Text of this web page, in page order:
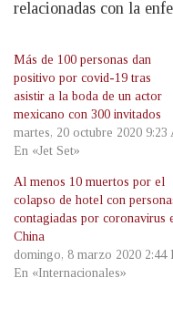
relacionadas con la
Más de 100 personas dan
positivo por covid-19 tras
asistir a la boda de un actor
mexicano con 300 invitados
martes, 20 octubre 2020 9:23
En «Jet Set»
Al menos 10 muertos por el
colapso de hotel con
contagiadas por coronavirus
China
domingo, 8 marzo 2020 2:44
En «Internacionales»